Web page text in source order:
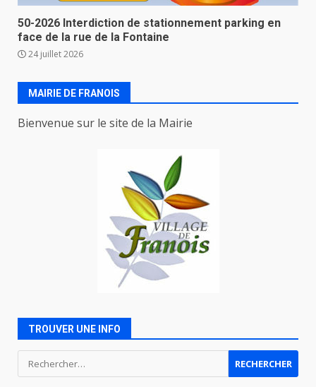
50-2026 Interdiction de stationnement parking en
face de la rue de la Fontaine
24 juillet 2026
MAIRIE DE FRANOIS
Bienvenue sur le site de la Mairie
TROUVER UNE INFO
Rechercher :